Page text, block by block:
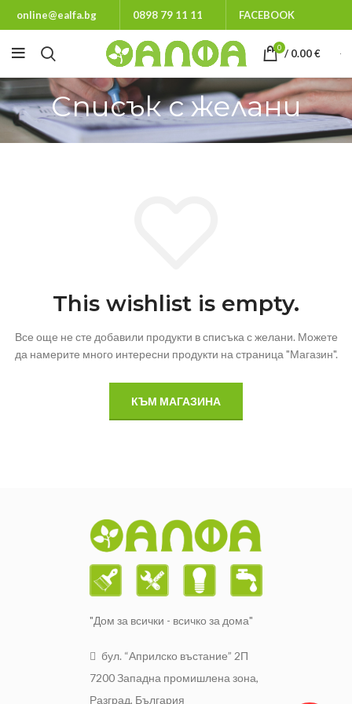
online@ealfa.bg 0898 79 11 11 FACEBOOK
0 / 0.00€
Списък с желани
This wishlist is empty.
Все още не сте добавили продукти в списъка с желани. Можете
да намерите много интересни продукти на страница "Магазин".
КЪМ МАГАЗИНА
"Дом за всички - всичко за дома"
бул. “Априлско въстание” 2П
7200 Западна промишлена зона,
Разград, България